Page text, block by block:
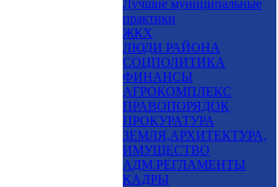
Лучшие муниципальные
практики
ЖКХ
ЛЮДИ РАЙОНА
СОЦПОЛИТИКА
ФИНАНСЫ
АГРОКОМПЛЕКС
ПРАВОПОРЯДОК
ПРОКУРАТУРА
ЗЕМЛЯ,АРХИТЕКТУРА,
ИМУЩЕСТВО
АДМ.РЕГЛАМЕНТЫ
КАДРЫ